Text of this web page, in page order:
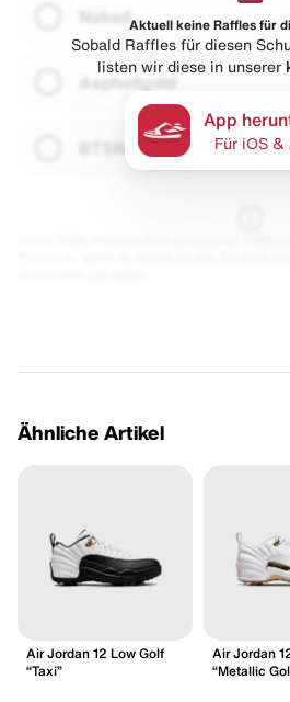
Naked
Asphaltgold
Aktuell keine Raffles für
Sobald Raffles für diesen
listen wir diese in unserer
App
Für iOS &
Ähnliche Artikel
Air Jordan 12 Low Golf
“Taxi”
Air Jordan
“Metallic